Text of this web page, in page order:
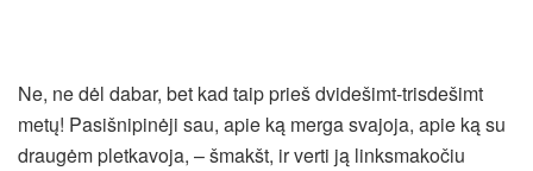
Ne, ne dėl dabar, bet kad taip prieš dvidešimt-trisdešimt
metų! Pasišnipinėji sau, apie ką merga svajoja, apie ką su
draugėm pletkavoja, – šmakšt, ir verti ją linksmakočiu